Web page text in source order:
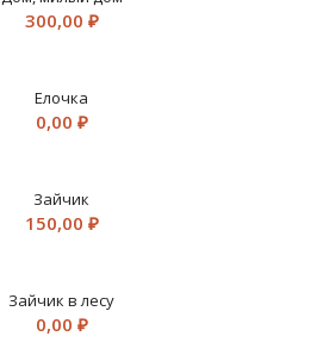
300,00 ₽
Елочка
0,00 ₽
Зайчик
150,00 ₽
Зайчик в лесу
0,00 ₽